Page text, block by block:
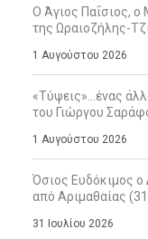
Ο Άγιος Παΐσιος, ο
της Ωραιοζήλης-
1 Αυγούστου 2026
«Τύψεις»…ένας
του Γιώργου
1 Αυγούστου 2026
Όσιος Ευδόκιμος ο
από Αριμαθαίας (31
31 Ιουλίου 2026